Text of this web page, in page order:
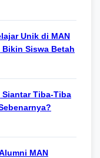
Unik di MAN
Siswa Betah
Siantar Tiba-Tiba
MAN